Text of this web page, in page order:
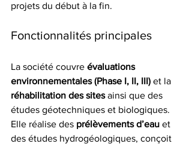
projets du début à la fin.
Fonctionnalités principales
La société couvre évaluations
environnementales (Phase I, II, III) et la
réhabilitation des sites ainsi que des
études géotechniques et biologiques.
Elle réalise des prélèvements d’eau et
des études hydrogéologiques, conçoit